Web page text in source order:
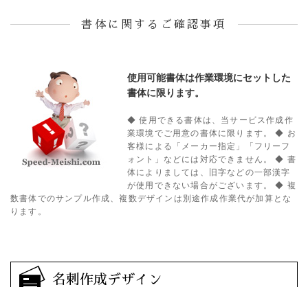
書体に関するご確認事項
使用可能書体は作業環境にセットした
書体に限ります。
◆ 使用できる書体は、当サービス作成作
業環境でご用意の書体に限ります。
◆ お
客様による「メーカー指定」「フリーフ
ォント」などには対応できません。
◆ 書
体によりましては、旧字などの一部漢字
が使用できない場合がございます。
◆ 複
数書体でのサンプル作成、複数デザインは別途作成作業代が加算とな
ります。
名刺作成デザイン